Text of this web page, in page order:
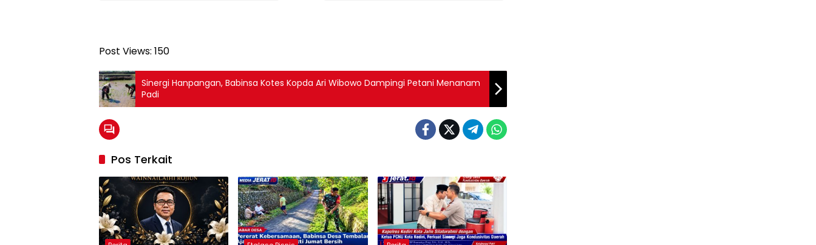
Post Views: 150
Sinergi Hanpangan, Babinsa Kotes Kopda Ari Wibowo Dampingi Petani Menanam
Padi
Pos Terkait